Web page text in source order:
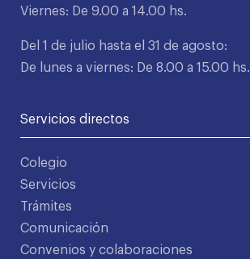
Viernes: De 9.00 a 14.00 hs.
Del 1 de julio hasta el 31 de agosto:
De lunes a viernes: De 8.00 a 15.00 hs.
Servicios directos
Colegio
Servicios
Trámites
Comunicación
Convenios y colaboraciones